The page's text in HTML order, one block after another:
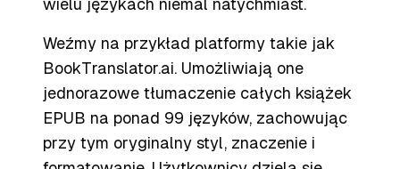
wielu językach niemal natychmiast.
Weźmy na przykład platformy takie jak
BookTranslator.ai. Umożliwiają one
jednorazowe tłumaczenie całych książek
EPUB na ponad 99 języków, zachowując
przy tym oryginalny styl, znaczenie i